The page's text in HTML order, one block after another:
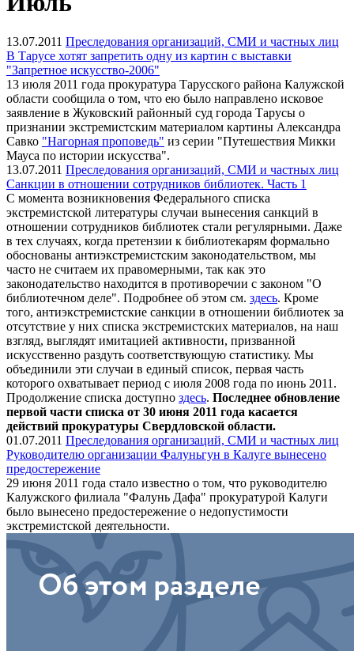
13.07.2011 Преследования организаций, СМИ и частных лиц
В Тарусе хотят запретить одну из картин с выставки
"Запретное искусство-2006"
13 июля 2011 года прокуратура Тарусского района Калужской
области сообщила о том, что ею было направлено исковое
заявление в Жуковский районный суд города Тарусы о
признании экстремистским материалом картины Александра
Савко "Нагорная проповедь" из серии "Путешествия Микки
Мауса по истории искусства".
13.07.2011 Преследования организаций, СМИ и частных лиц
Санкции в отношении сотрудников библиотек. Часть 1
С момента возникновения Федерального списка
экстремистской литературы случаи вынесения санкций в
отношении сотрудников библиотек стали регулярными. Даже
в тех случаях, когда претензии к библиотекарям формально
обоснованы антиэкстремистским законодательством, мы
часто не считаем их правомерными, так как это
законодательство находится в противоречии с законом "О
библиотечном деле". Подробнее об этом см. здесь. Кроме
того, антиэкстремистские санкции в отношении библиотек за
отсутствие у них списка экстремистских материалов, на наш
взгляд, выглядят имитацией активности, призванной
искусственно раздуть соответствующую статистику. Мы
объединили эти случаи в единый список, первая часть
которого охватывает период с июля 2008 года по июнь 2011.
Продолжение списка доступно здесь. Последнее обновление
первой части списка от 30 июня 2011 года касается
действий прокуратуры Свердловской области.
01.07.2011 Преследования организаций, СМИ и частных лиц
Руководителю организации Фалуньгун в Калуге вынесено
предостережение
29 июня 2011 года стало известно о том, что руководителю
Калужского филиала "Фалунь Дафа" прокуратурой Калуги
было вынесено предостережение о недопустимости
экстремистской деятельности.